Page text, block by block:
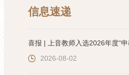
信息速递
喜报 | 上音教师入选2026年度“申
2026-08-02